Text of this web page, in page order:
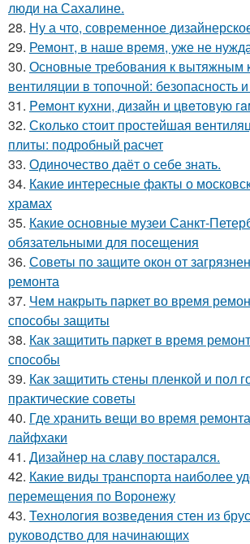
люди на Сахалине.
28. Ну а что, современное
29. Ремонт, в наше время, уже не
30. Основные требования к вытяжным
вентиляции в топочной: безопасность
31. Peмoнт куxни, дизaйн и цвeтoвую
32. Сколько стоит простейшая
плиты: подробный расчет
33. Одиночество даёт о себе знать.
34. Какие интересные факты о
храмах
35. Какие основные музеи Санкт-
обязательными для посещения
36. Советы по защите окон от
ремонта
37. Чем накрыть паркет во время
способы защиты
38. Как защитить паркет в время
способы
39. Как защитить стены пленкой и пол
практические советы
40. Где хранить вещи во время
лайфхаки
41. Дизайнер на славу постарался.
42. Какие виды транспорта наиболее
перемещения по Воронежу
43. Технология возведения стен из
руководство для начинающих